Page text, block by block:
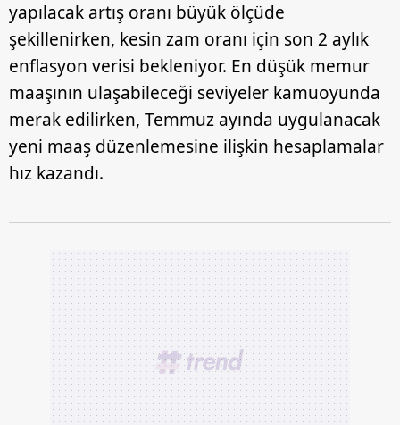
yapılacak artış oranı büyük ölçüde
şekillenirken, kesin zam oranı için son 2 aylık
enflasyon verisi bekleniyor. En düşük memur
maaşının ulaşabileceği seviyeler kamuoyunda
merak edilirken, Temmuz ayında uygulanacak
yeni maaş düzenlemesine ilişkin hesaplamalar
hız kazandı.